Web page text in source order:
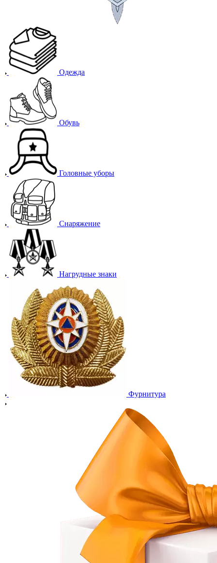
Одежда
Обувь
Головные уборы
Снаряжение
Нагрудные знаки
Фурнитура